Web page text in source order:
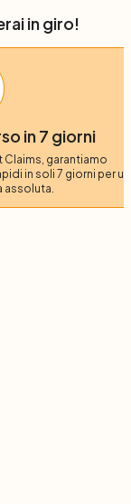
in giro!
in 7 giorni
Claims, garantiamo
in soli 7 giorni per una
assoluta.